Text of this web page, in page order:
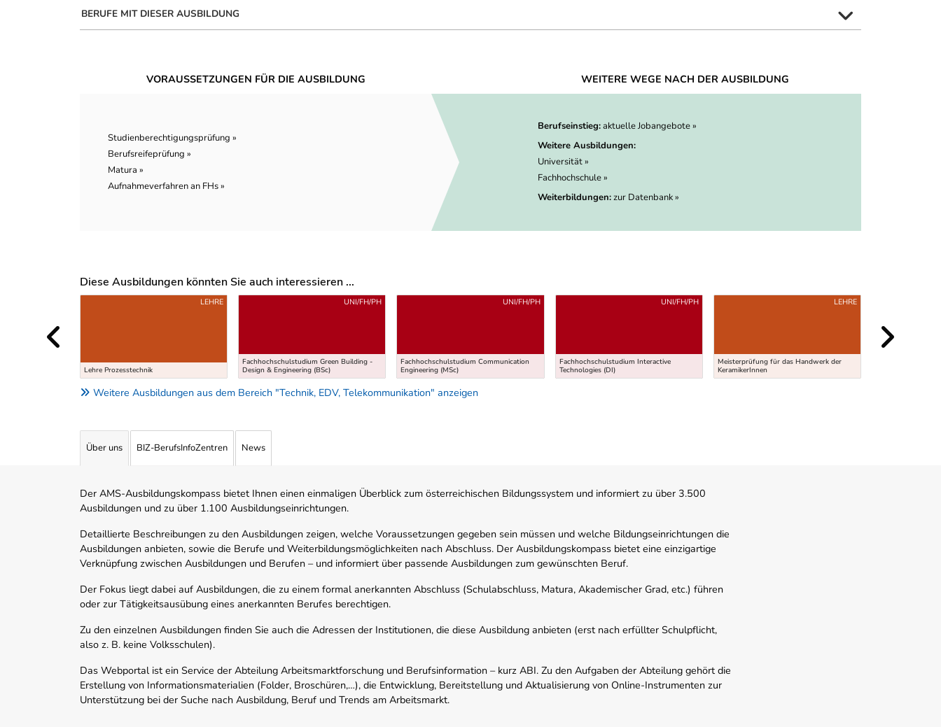
BERUFE MIT DIESER AUSBILDUNG
VORAUSSETZUNGEN FÜR DIE AUSBILDUNG
Studienberechtigungsprüfung »
Berufsreifeprüfung »
Matura »
Aufnahmeverfahren an FHs »
WEITERE WEGE NACH DER AUSBILDUNG
Berufseinstieg:aktuelle Jobangebote »
Weitere Ausbildungen:
Universität »
Fachhochschule »
Weiterbildungen:zur Datenbank »
Diese Ausbildungen könnten Sie auch interessieren ...
Uber weitere Ausbildungsvorschläge
Lehre Prozesstechnik
LEHRE
Fachhochschulstudium Green Building -
Design & Engineering (BSc)
UNI/FH/PH
Fachhochschulstudium Communication
Engineering (MSc)
UNI/FH/PH
Fachhochschulstudium Interactive
Technologies (DI)
UNI/FH/PH
Meisterprüfung für das Handwerk der
KeramikerInnen
LEHRE
Weitere Ausbildungen aus dem Bereich "Technik, EDV, Telekommunikation" anzeigen
Über uns BIZ-BerufsInfoZentren News
Der AMS-Ausbildungskompass bietet Ihnen einen einmaligen Überblick zum österreichischen Bildungssystem und informiert zu über 3.500
Ausbildungen und zu über 1.100 Ausbildungseinrichtungen.
Detaillierte Beschreibungen zu den Ausbildungen zeigen, welche Voraussetzungen gegeben sein müssen und welche Bildungseinrichtungen die
Ausbildungen anbieten, sowie die Berufe und Weiterbildungsmöglichkeiten nach Abschluss. Der Ausbildungskompass bietet eine einzigartige
Verknüpfung zwischen Ausbildungen und Berufen – und informiert über passende Ausbildungen zum gewünschten Beruf.
Der Fokus liegt dabei auf Ausbildungen, die zu einem formal anerkannten Abschluss (Schulabschluss, Matura, Akademischer Grad, etc.) führen
oder zur Tätigkeitsausübung eines anerkannten Berufes berechtigen.
Zu den einzelnen Ausbildungen finden Sie auch die Adressen der Institutionen, die diese Ausbildung anbieten (erst nach erfüllter Schulpflicht,
also z. B. keine Volksschulen).
Das Webportal ist ein Service der Abteilung Arbeitsmarktforschung und Berufsinformation – kurz ABI. Zu den Aufgaben der Abteilung gehört die
Erstellung von Informationsmaterialien (Folder, Broschüren,…), die Entwicklung, Bereitstellung und Aktualisierung von Online-Instrumenten zur
Unterstützung bei der Suche nach Ausbildung, Beruf und Trends am Arbeitsmarkt.